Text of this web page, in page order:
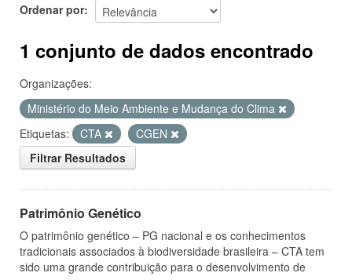
Ordenar por
1 conjunto de dados encontrado
Organizações:
Ministério do Meio Ambiente e Mudança do Clima
Etiquetas:
CTA
CGEN
Filtrar Resultados
Patrimônio Genético
O patrimônio genético – PG nacional e os conhecimentos
tradicionais associados à biodiversidade brasileira – CTA tem
sido uma grande contribuição para o desenvolvimento de